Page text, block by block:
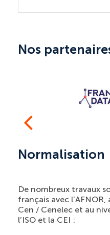
Nos
Normalisation
De nombreux travaux
français avec
Cen / Cenelec et au
l’ISO et la CEI :